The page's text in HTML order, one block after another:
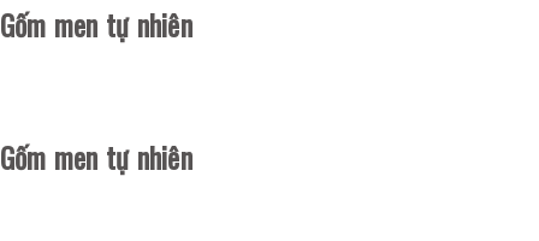
Gốm men tự nhiên
Gốm men tự nhiên